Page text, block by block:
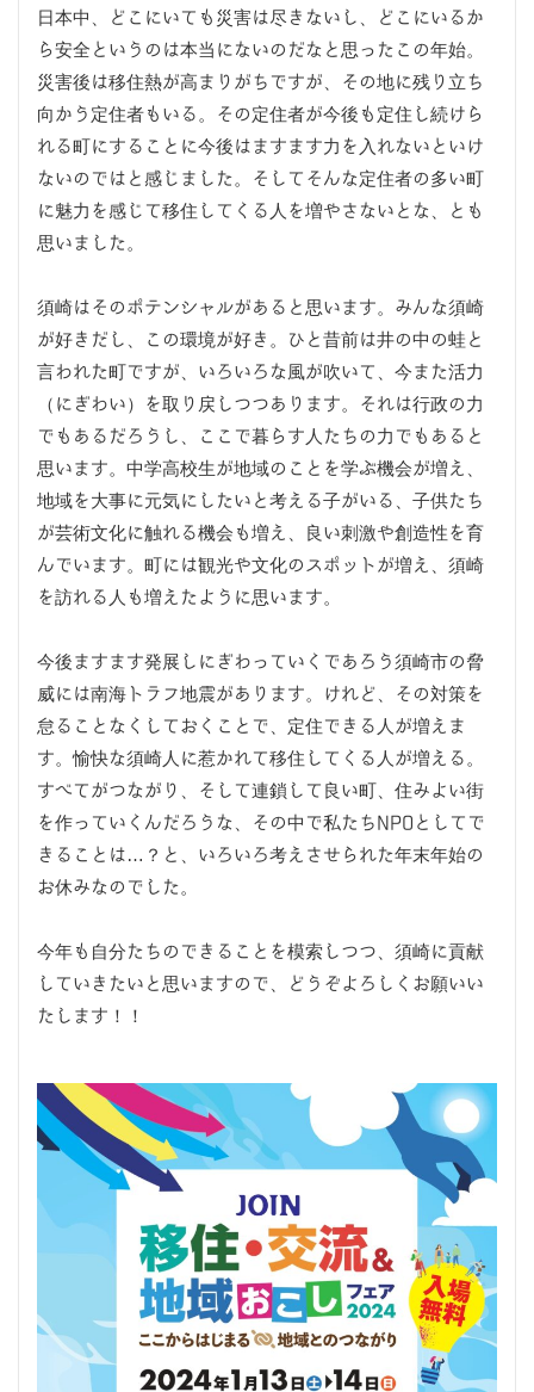
日本中、どこにいても災害は尽きないし、どこにいるか
ら安全というのは本当にないのだなと思ったこの年始。
災害後は移住熱が高まりがちですが、その地に残り立ち
向かう定住者もいる。その定住者が今後も定住し続けら
れる町にすることに今後はますます力を入れないといけ
ないのではと感じました。そしてそんな定住者の多い町
に魅力を感じて移住してくる人を増やさないとな、とも
思いました。
須崎はそのポテンシャルがあると思います。みんな須崎
が好きだし、この環境が好き。ひと昔前は井の中の蛙と
言われた町ですが、いろいろな風が吹いて、今また活力
（にぎわい）を取り戻しつつあります。それは行政の力
でもあるだろうし、ここで暮らす人たちの力でもあると
思います。中学高校生が地域のことを学ぶ機会が増え、
地域を大事に元気にしたいと考える子がいる、子供たち
が芸術文化に触れる機会も増え、良い刺激や創造性を育
んでいます。町には観光や文化のスポットが増え、須崎
を訪れる人も増えたように思います。
今後ますます発展しにぎわっていくであろう須崎市の脅
威には南海トラフ地震があります。けれど、その対策を
怠ることなくしておくことで、定住できる人が増えま
す。愉快な須崎人に惹かれて移住してくる人が増える。
すべてがつながり、そして連鎖して良い町、住みよい街
を作っていくんだろうな、その中で私たちNPOとしてで
きることは…？と、いろいろ考えさせられた年末年始の
お休みなのでした。
今年も自分たちのできることを模索しつつ、須崎に貢献
していきたいと思いますので、どうぞよろしくお願いい
たします！！